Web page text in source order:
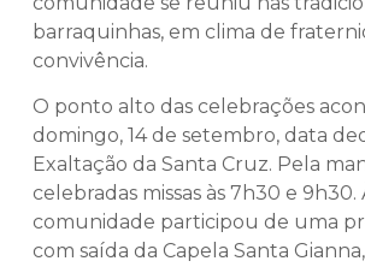
barraquinhas, em clima de
convivência.
O ponto alto das celebrações
domingo, 14 de setembro, data
Exaltação da Santa Cruz. Pela
celebradas missas às 7h30 e 9h30.
comunidade participou de uma
com saída da Capela Santa